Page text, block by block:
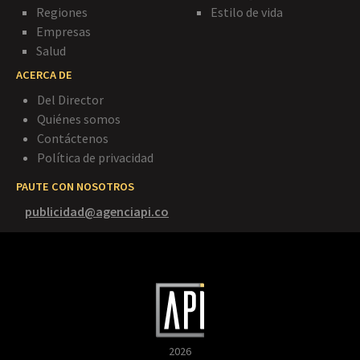
Regiones
Empresas
Salud
Estilo de vida
ACERCA DE
Del Director
Quiénes somos
Contáctenos
Política de privacidad
PAUTE CON NOSOTROS
publicidad@agenciapi.co
2026